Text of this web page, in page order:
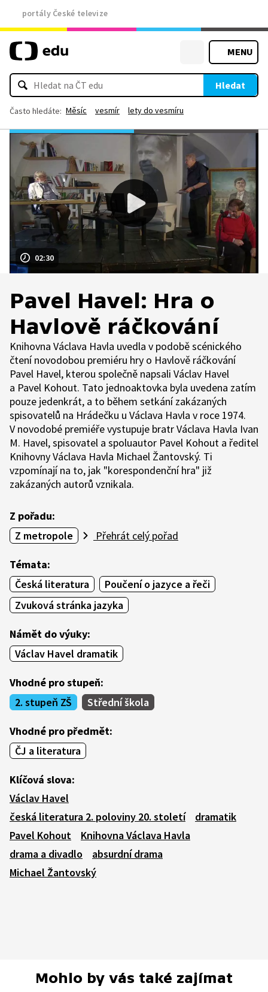
portály České televize
MENU
Hledat
Často hledáte: Měsíc vesmír lety do vesmíru
02:30
Pavel Havel: Hra o
Havlově ráčkování
Knihovna Václava Havla uvedla v podobě scénického
čtení novodobou premiéru hry o Havlově ráčkování
Pavel Havel, kterou společně napsali Václav Havel
a Pavel Kohout. Tato jednoaktovka byla uvedena zatím
pouze jedenkrát, a to během setkání zakázaných
spisovatelů na Hrádečku u Václava Havla v roce 1974.
V novodobé premiéře vystupuje bratr Václava Havla Ivan
M. Havel, spisovatel a spoluautor Pavel Kohout a ředitel
Knihovny Václava Havla Michael Žantovský. Ti
vzpomínají na to, jak "korespondenční hra" již
zakázaných autorů vznikala.
Z pořadu:
Z metropole
Přehrát celý pořad
Témata:
Česká literatura
Poučení o jazyce a řeči
Zvuková stránka jazyka
Námět do výuky:
Václav Havel dramatik
Vhodné pro stupeň:
2. stupeň ZŠ
Střední škola
Vhodné pro předmět:
ČJ a literatura
Klíčová slova:
Václav Havel
česká literatura 2. poloviny 20. století
dramatik
Pavel Kohout
Knihovna Václava Havla
drama a divadlo
absurdní drama
Michael Žantovský
Mohlo by vás také zajímat